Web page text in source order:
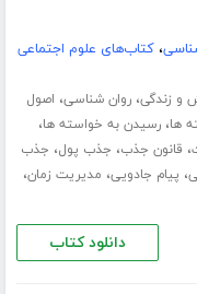
،کتاب‌های علوم اجتماعی
و زندگی،روان شناسی، اصول
ها،رسیدن به خواسته ها،
، قانون جذب، جذب پول، جذب
، پیام جادویی، مدیریت زمان،
دانلود کتاب